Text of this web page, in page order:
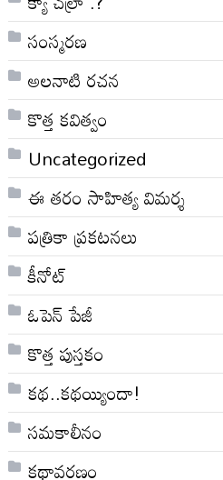
సంస్మరణ
అలనాటి రచన
కొత్త కవిత్వం
Uncategorized
ఈ తరం సాహిత్య విమర్శ
పత్రికా ప్రకటనలు
కీనోట్
ఓపెన్ పేజీ
కొత్త పుస్తకం
కథ..కథయ్యిందా!
సమకాలీనం
కథావరణం